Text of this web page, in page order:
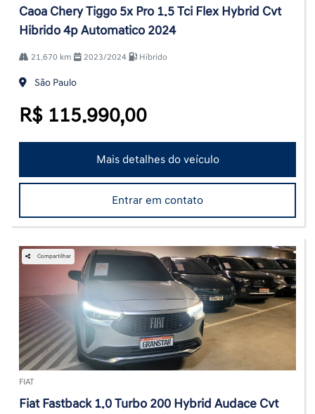
Caoa Chery Tiggo 5x Pro 1.5 Tci Flex Hybrid Cvt
Hibrido 4p Automatico 2024
21.670 km 2023/2024 Híbrido
São Paulo
R$ 115.990,00
Mais detalhes do veículo
Entrar em contato
Compartilhar
FIAT
Fiat Fastback 1.0 Turbo 200 Hybrid Audace Cvt